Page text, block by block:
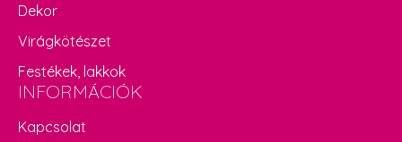
Dekor
Virágkötészet
Festékek, lakkok
INFORMÁCIÓK
Kapcsolat